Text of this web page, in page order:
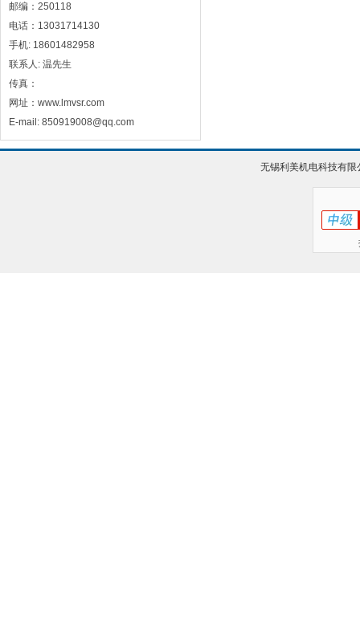
邮编：250118
电话：13031714130
手机: 18601482958
联系人: 温先生
传真：
网址：www.lmvsr.com
E-mail: 850919008@qq.com
无锡利美机电科技有